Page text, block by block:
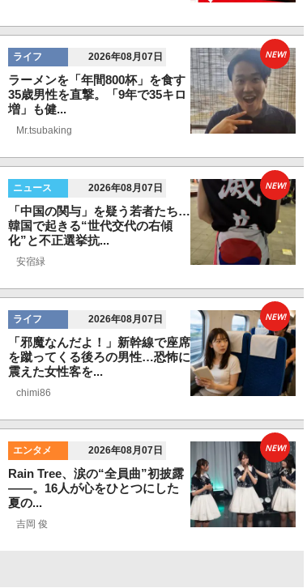
ライフ 2026年08月07日
ラーメンを「年間800杯」を食す
35歳男性を直撃。「9年で35キロ
増」も健...
Mr.tsubaking
NEW!
ニュース 2026年08月07日
「中国の関与」を疑う若者たち…
韓国で起きる“世代交代の右傾
化”と不正選挙抗...
安宿緑
NEW!
ライフ 2026年08月07日
「邪魔なんだよ！」新幹線で座席
を蹴ってくる後ろの男性…恐怖に
震えた女性客を...
chimi86
NEW!
エンタメ 2026年08月07日
Rain Tree、涙の“全員曲”初披露
――。16人が心をひとつにした
夏の...
吉岡 俊
NEW!